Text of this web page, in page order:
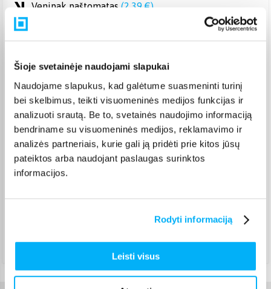
Šioje svetainėje naudojami slapukai
Naudojame slapukus, kad galėtume suasmeninti turinį
bei skelbimus, teikti visuomeninės medijos funkcijas ir
analizuoti srautą. Be to, svetainės naudojimo informaciją
bendriname su visuomeninės medijos, reklamavimo ir
analizės partneriais, kurie gali ją pridėti prie kitos jūsų
pateiktos arba naudojant paslaugas surinktos
informacijos.
Rodyti informaciją
Leisti visus
Venipak paštomatas (2,39 €)
Pristato ir šeštadienį
Rugpjūtis 8d. - Rugpjūtis 10d.
Smartposti paštomatas (2,39 €)
Pristato ir šeštadienį
Rugpjūtis 8d. - Rugpjūtis 10d.
DPD kurjeris (3,99 € )
Rugpjūtis 10d. - Rugpjūtis 11d.